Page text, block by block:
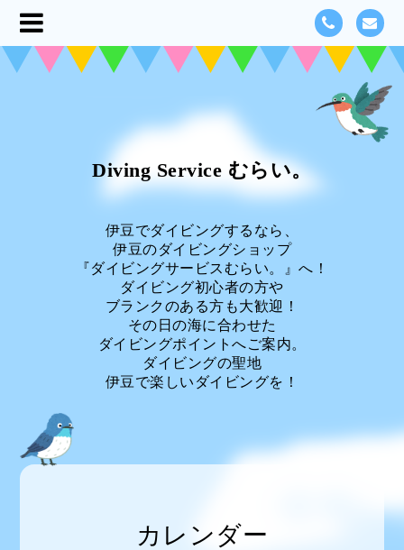
Diving Service むらい。
伊豆でダイビングするなら、
伊豆のダイビングショップ
『ダイビングサービスむらい。』へ！
ダイビング初心者の方や
ブランクのある方も大歓迎！
その日の海に合わせた
ダイビングポイントへご案内。
ダイビングの聖地
伊豆で楽しいダイビングを！
カレンダー